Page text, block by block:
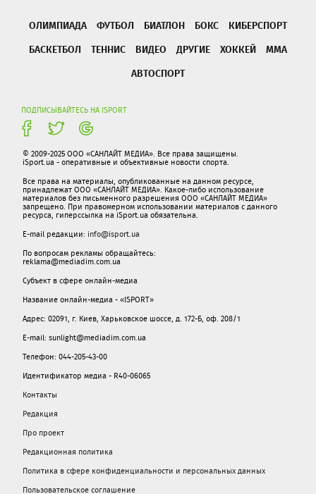
ОЛИМПИАДА ФУТБОЛ БИАТЛОН БОКС
КИБЕРСПОРТ
БАСКЕТБОЛ
ТЕННИС ВИДЕО ДРУГИЕ ХОККЕЙ
ММА
АВТОСПОРТ
ПОДПИСЫВАЙТЕСЬ НА ISPORT
© 2009-2025 ООО «САНЛАЙТ МЕДИА». Все права защищены.
iSport.ua - оперативные и объективные новости спорта.
Все права на материалы, опубликованные на данном ресурсе,
принадлежат ООО «САНЛАЙТ МЕДИА». Какое-либо использование
материалов без письменного разрешения ООО «САНЛАЙТ МЕДИА»
запрещено. При правомерном использовании материалов с данного
ресурса, гиперссылка на iSport.ua обязательна.
E-mail редакции: info@isport.ua
По вопросам рекламы обращайтесь:
reklama@mediadim.com.ua
Субъект в сфере онлайн-медиа
Название онлайн-медиа - «ISPORT»
Адрес: 02091, г. Киев, Харьковское шоссе, д. 172-Б, оф. 208/1
E-mail: sunlight@mediadim.com.ua
Телефон: 044-205-43-00
Идентификатор медиа - R40-06065
Контакты
Редакция
Про проект
Редакционная политика
Политика в сфере конфиденциальности и персональных данных
Пользовательское соглашение